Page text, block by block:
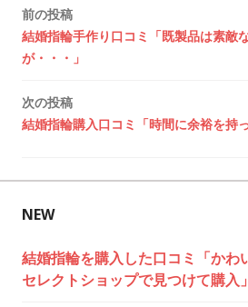
投
稿
ナ
ビ
ゲ
ー
シ
ョ
前の投稿
結婚指輪手作り口コミ「既製品は素敵
が・・・」
次の投稿
結婚指輪購入口コミ「時間に余裕を持
NEW
結婚指輪を購入した口コミ「かわ
セレクトショップで見つけて購入」